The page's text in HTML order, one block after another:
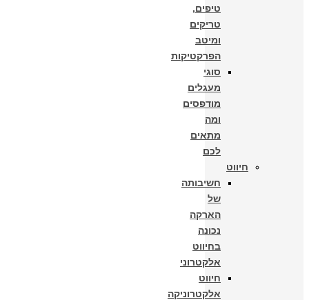
טיפים,
טריקים
ומיטב
הפרקטיקות
סוגי
מעגלים
מודפסים
ומה
מתאים
לכם
חיווט
חשיבותה
של
הארקה
נכונה
בחיווט
אלקטרוני
חיווט
אלקטרוניקה